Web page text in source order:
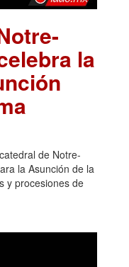
la
de Notre-
la Asunción de la
y procesiones de